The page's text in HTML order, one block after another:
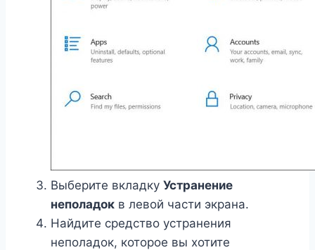
Выберите вкладку Устранение
неполадок в левой части экрана.
Найдите средство устранения
неполадок, которое вы хотите